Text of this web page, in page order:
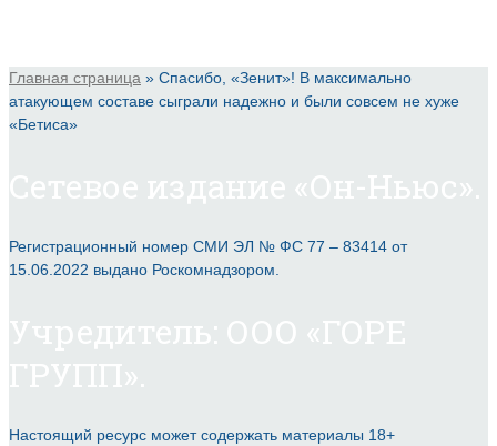
Главная страница » Спасибо, «Зенит»! В максимально
атакующем составе сыграли надежно и были совсем не хуже
«Бетиса»
Регистрационный номер СМИ ЭЛ № ФС 77 – 83414 от
15.06.2022 выдано Роскомнадзором.
Настоящий ресурс может содержать материалы 18+